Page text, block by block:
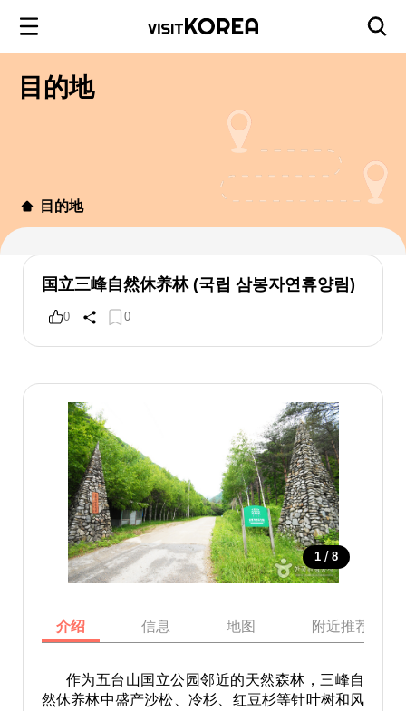
目的地
目的地
国立三峰自然休养林 (국립 삼봉자연휴양림)
0 0
1 / 8
介绍 信息 地图 附近推荐景点
作为五台山国立公园邻近的天然森林，三峰自
然休养林中盛产沙松、冷杉、红豆杉等针叶树和风